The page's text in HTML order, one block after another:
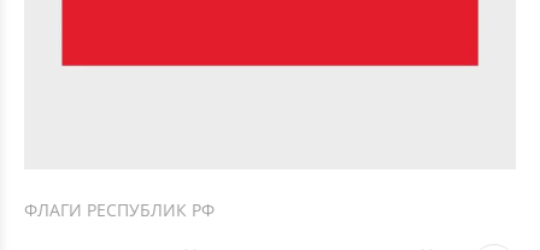
ФЛАГИ РЕСПУБЛИК РФ